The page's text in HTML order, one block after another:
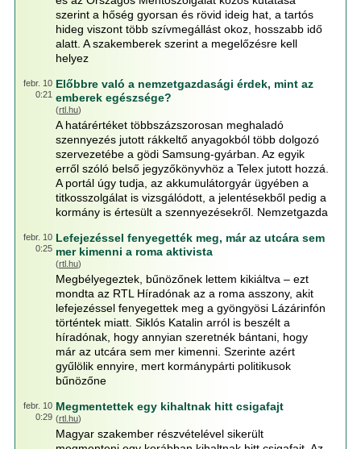
szerint a hőség gyorsan és rövid ideig hat, a tartós
hideg viszont több szívmegállást okoz, hosszabb idő
alatt. A szakemberek szerint a megelőzésre kell
helyez
febr. 10
0:21
Előbbre való a nemzetgazdasági érdek, mint az
emberek egészsége?
(rtl.hu)
A határértéket többszázszorosan meghaladó
szennyezés jutott rákkeltő anyagokból több dolgozó
szervezetébe a gödi Samsung-gyárban. Az egyik
erről szóló belső jegyzőkönyvhöz a Telex jutott hozzá.
A portál úgy tudja, az akkumulátorgyár ügyében a
titkosszolgálat is vizsgálódott, a jelentésekből pedig a
kormány is értesült a szennyezésekről. Nemzetgazda
febr. 10
0:25
Lefejezéssel fenyegették meg, már az utcára sem
mer kimenni a roma aktivista
(rtl.hu)
Megbélyegeztek, bűnözőnek lettem kikiáltva – ezt
mondta az RTL Híradónak az a roma asszony, akit
lefejezéssel fenyegettek meg a gyöngyösi Lázárinfón
történtek miatt. Siklós Katalin arról is beszélt a
híradónak, hogy annyian szeretnék bántani, hogy
már az utcára sem mer kimenni. Szerinte azért
gyűlölik ennyire, mert kormánypárti politikusok
bűnözőne
febr. 10
0:29
Megmentettek egy kihaltnak hitt csigafajt
(rtl.hu)
Magyar szakember részvételével sikerült